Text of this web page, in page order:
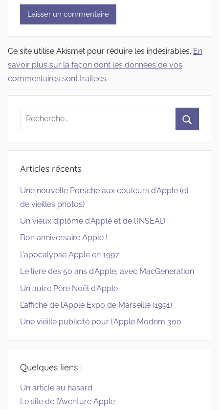
Ce site utilise Akismet pour réduire les indésirables. En
savoir plus sur la façon dont les données de vos
commentaires sont traitées.
Recherche
:
Articles récents
Une nouvelle Porsche aux couleurs d’Apple (et
de vieilles photos)
Un vieux diplôme d’Apple et de l’INSEAD
Bon anniversaire Apple !
L’apocalypse Apple en 1997
Le livre des 50 ans d’Apple, avec MacGeneration
Un autre Père Noël d’Apple
L’affiche de l’Apple Expo de Marseille (1991)
Une vieille publicité pour l’Apple Modem 300
Quelques liens :
Un article au hasard
Le site de l’Aventure Apple